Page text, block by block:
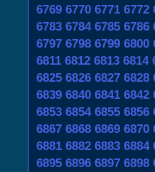
6769 6770 6771 6772
6783 6784 6785 6786
6797 6798 6799 6800
6811 6812 6813 6814
6825 6826 6827 6828
6839 6840 6841 6842
6853 6854 6855 6856
6867 6868 6869 6870
6881 6882 6883 6884
6895 6896 6897 6898